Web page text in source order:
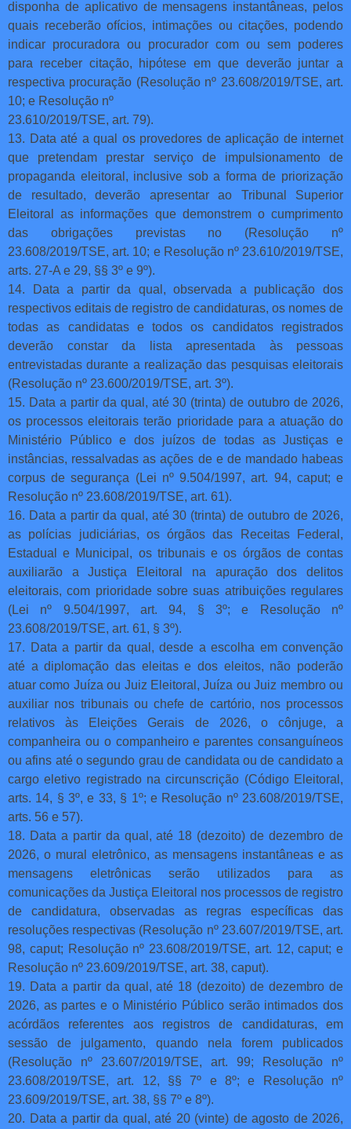
disponha de aplicativo de mensagens instantâneas, pelos
quais receberão ofícios, intimações ou citações, podendo
indicar procuradora ou procurador com ou sem poderes
para receber citação, hipótese em que deverão juntar a
respectiva procuração (Resolução nº 23.608/2019/TSE, art.
10; e Resolução nº
23.610/2019/TSE, art. 79).
13. Data até a qual os provedores de aplicação de internet
que pretendam prestar serviço de impulsionamento de
propaganda eleitoral, inclusive sob a forma de priorização
de resultado, deverão apresentar ao Tribunal Superior
Eleitoral as informações que demonstrem o cumprimento
das obrigações previstas no (Resolução nº
23.608/2019/TSE, art. 10; e Resolução nº 23.610/2019/TSE,
arts. 27-A e 29, §§ 3º e 9º).
14. Data a partir da qual, observada a publicação dos
respectivos editais de registro de candidaturas, os nomes de
todas as candidatas e todos os candidatos registrados
deverão constar da lista apresentada às pessoas
entrevistadas durante a realização das pesquisas eleitorais
(Resolução nº 23.600/2019/TSE, art. 3º).
15. Data a partir da qual, até 30 (trinta) de outubro de 2026,
os processos eleitorais terão prioridade para a atuação do
Ministério Público e dos juízos de todas as Justiças e
instâncias, ressalvadas as ações de e de mandado habeas
corpus de segurança (Lei nº 9.504/1997, art. 94, caput; e
Resolução nº 23.608/2019/TSE, art. 61).
16. Data a partir da qual, até 30 (trinta) de outubro de 2026,
as polícias judiciárias, os órgãos das Receitas Federal,
Estadual e Municipal, os tribunais e os órgãos de contas
auxiliarão a Justiça Eleitoral na apuração dos delitos
eleitorais, com prioridade sobre suas atribuições regulares
(Lei nº 9.504/1997, art. 94, § 3º; e Resolução nº
23.608/2019/TSE, art. 61, § 3º).
17. Data a partir da qual, desde a escolha em convenção
até a diplomação das eleitas e dos eleitos, não poderão
atuar como Juíza ou Juiz Eleitoral, Juíza ou Juiz membro ou
auxiliar nos tribunais ou chefe de cartório, nos processos
relativos às Eleições Gerais de 2026, o cônjuge, a
companheira ou o companheiro e parentes consanguíneos
ou afins até o segundo grau de candidata ou de candidato a
cargo eletivo registrado na circunscrição (Código Eleitoral,
arts. 14, § 3º, e 33, § 1º; e Resolução nº 23.608/2019/TSE,
arts. 56 e 57).
18. Data a partir da qual, até 18 (dezoito) de dezembro de
2026, o mural eletrônico, as mensagens instantâneas e as
mensagens eletrônicas serão utilizados para as
comunicações da Justiça Eleitoral nos processos de registro
de candidatura, observadas as regras específicas das
resoluções respectivas (Resolução nº 23.607/2019/TSE, art.
98, caput; Resolução nº 23.608/2019/TSE, art. 12, caput; e
Resolução nº 23.609/2019/TSE, art. 38, caput).
19. Data a partir da qual, até 18 (dezoito) de dezembro de
2026, as partes e o Ministério Público serão intimados dos
acórdãos referentes aos registros de candidaturas, em
sessão de julgamento, quando nela forem publicados
(Resolução nº 23.607/2019/TSE, art. 99; Resolução nº
23.608/2019/TSE, art. 12, §§ 7º e 8º; e Resolução nº
23.609/2019/TSE, art. 38, §§ 7º e 8º).
20. Data a partir da qual, até 20 (vinte) de agosto de 2026,